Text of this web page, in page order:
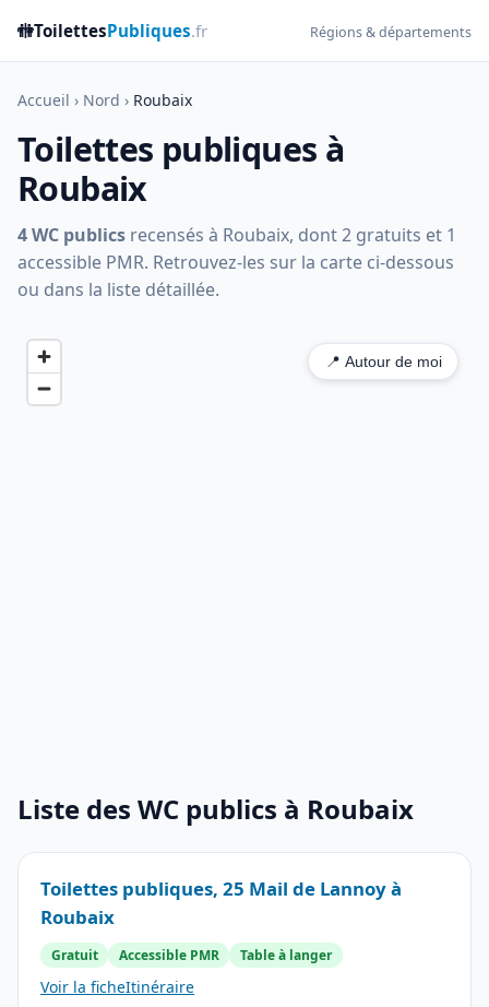
🚻ToilettesPubliques.fr Régions & départements
Accueil › Nord › Roubaix
Toilettes publiques à
Roubaix
4 WC publics recensés à Roubaix, dont 2 gratuits et 1
accessible PMR. Retrouvez-les sur la carte ci-dessous
ou dans la liste détaillée.
📍 Autour de moi
Liste des WC publics à Roubaix
Toilettes publiques, 25 Mail de Lannoy à
Roubaix
Gratuit Accessible PMR Table à langer
Voir la ficheItinéraire